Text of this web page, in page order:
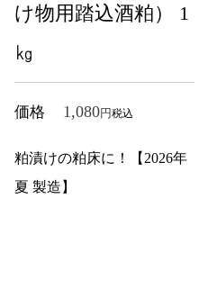
け物用踏込酒粕） 1
㎏
価格 1,080 税込
粕漬けの粕床に！【2026年
夏 製造】